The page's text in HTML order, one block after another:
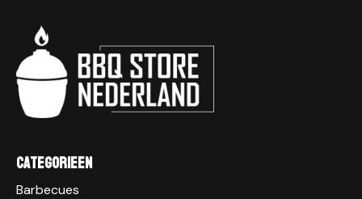
Categorieen
Barbecues